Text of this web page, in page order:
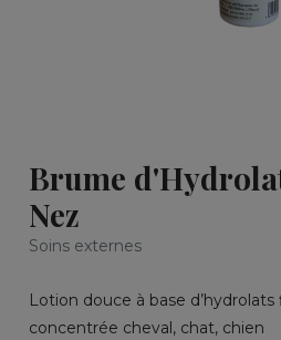
Brume
Nez
Soins externes
Lotion douce à base
concentrée cheval, chat, chien